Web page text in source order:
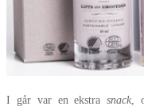
I går var en ekstrasnack,